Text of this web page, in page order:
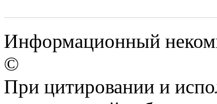
Информационный
©
При цитировании и